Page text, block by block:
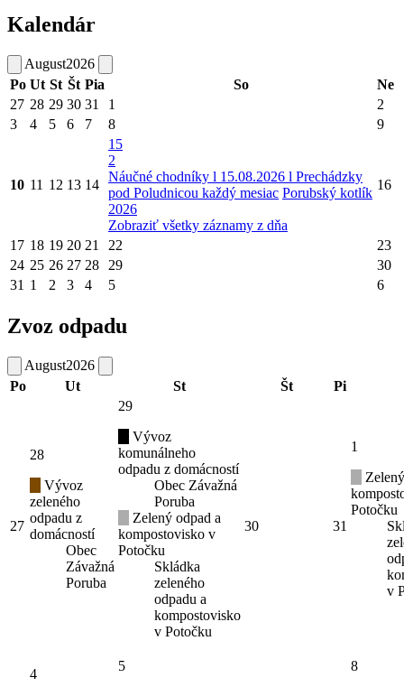
Kalendár
August2026
Po Ut St Št Pia So
Ne
27 28 29 30 31 1
2
3
4 5 6 7 8 9
10 11 12 13 14
15
2
Náučné chodníky l 15.08.2026 l Prechádzky
pod Poludnicou každý mesiac Porubský kotlík
2026
Zobraziť všetky záznamy z dňa
16
17 18 19 20 21 22
23
24 25 26 27 28 29
30
31 1 2 3 4 5 6
Zvoz odpadu
August2026
Po
Ut St Št Pi
27
28
Vývoz
zeleného
odpadu z
domácností
Obec
Závažná
Poruba
29
Vývoz
komunálneho
odpadu z domácností
Obec Závažná
Poruba
Zelený odpad a
kompostovisko v
Potočku
Skládka
zeleného
odpadu a
kompostovisko
v Potočku
30 31
1
Potočku
v
4
5
8